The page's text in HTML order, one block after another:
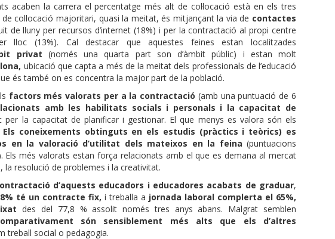
acaben la carrera el percentatge més alt de col·locació està en els tres
col·locació majoritari, quasi la meitat, és mitjançant la via de contactes
de lluny per recursos d’internet (18%) i per la contractació al propi centre
lloc (13%). Cal destacar que aquestes feines estan localitzades
privat (només una quarta part son d’àmbit públic) i estan molt
ubicació que capta a més de la meitat dels professionals de l’educació
és també on es concentra la major part de la població.
factors més valorats per a la contractació (amb una puntuació de 6
amb les habilitats socials i personals i la capacitat de
per la capacitat de planificar i gestionar. El que menys es valora són els
Els coneixements obtinguts en els estudis (pràctics i teòrics) es
en la valoració d’utilitat dels mateixos en la feina (puntuacions
Els més valorats estan força relacionats amb el que es demana al mercat
la resolució de problemes i la creativitat.
d’aquests educadors i educadores acabats de graduar,
té un contracte fix, i treballa a jornada laboral complerta el 65%,
des del 77,8 % assolit només tres anys abans. Malgrat semblen
són sensiblement més alts que els d’altres
treball social o pedagogia.